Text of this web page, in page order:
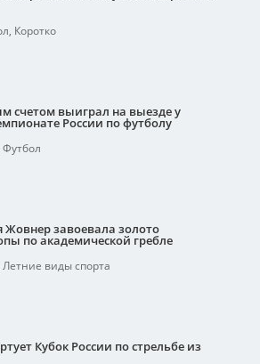
, Коротко
счетом выиграл на выезде у
России по футболу
Футбол
Жовнер завоевала золото
по академической гребле
Летние виды спорта
Кубок России по стрельбе из